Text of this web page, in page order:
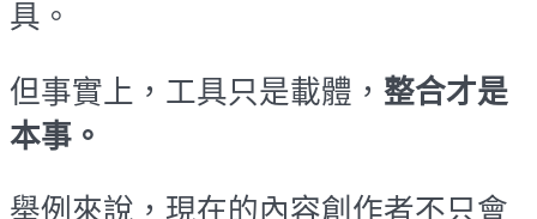
具。
但事實上，工具只是載體， 整合才是
本事。
舉例來說，現在的內容創作者不只會